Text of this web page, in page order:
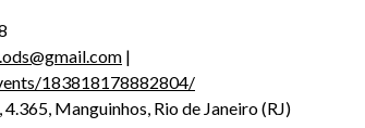
|
183818178882804/
Manguinhos, Rio de Janeiro (RJ)